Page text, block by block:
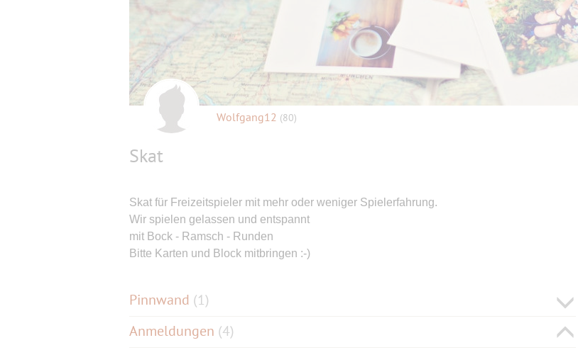
Wolfgang12 (80)
Skat
Skat für Freizeitspieler mit mehr oder weniger Spielerfahrung.
Wir spielen gelassen und entspannt
mit Bock - Ramsch - Runden
Bitte Karten und Block mitbringen :-)
Pinnwand (1)
Anmeldungen (4)